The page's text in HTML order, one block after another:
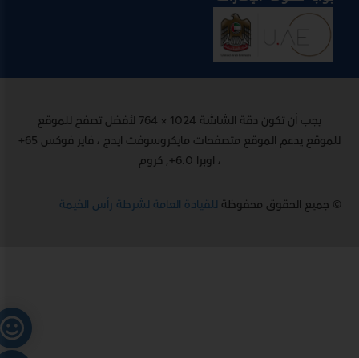
يجب أن تكون دقة الشاشة 1024 × 764 لأفضل تصفح للموقع
للموقع يدعم الموقع متصفحات مايكروسوفت ايدج ، فاير فوكس 65+
، اوبرا 6.0+, كروم
© جميع الحقوق محفوظةللقيادة العامة لشرطة رأس الخيمة